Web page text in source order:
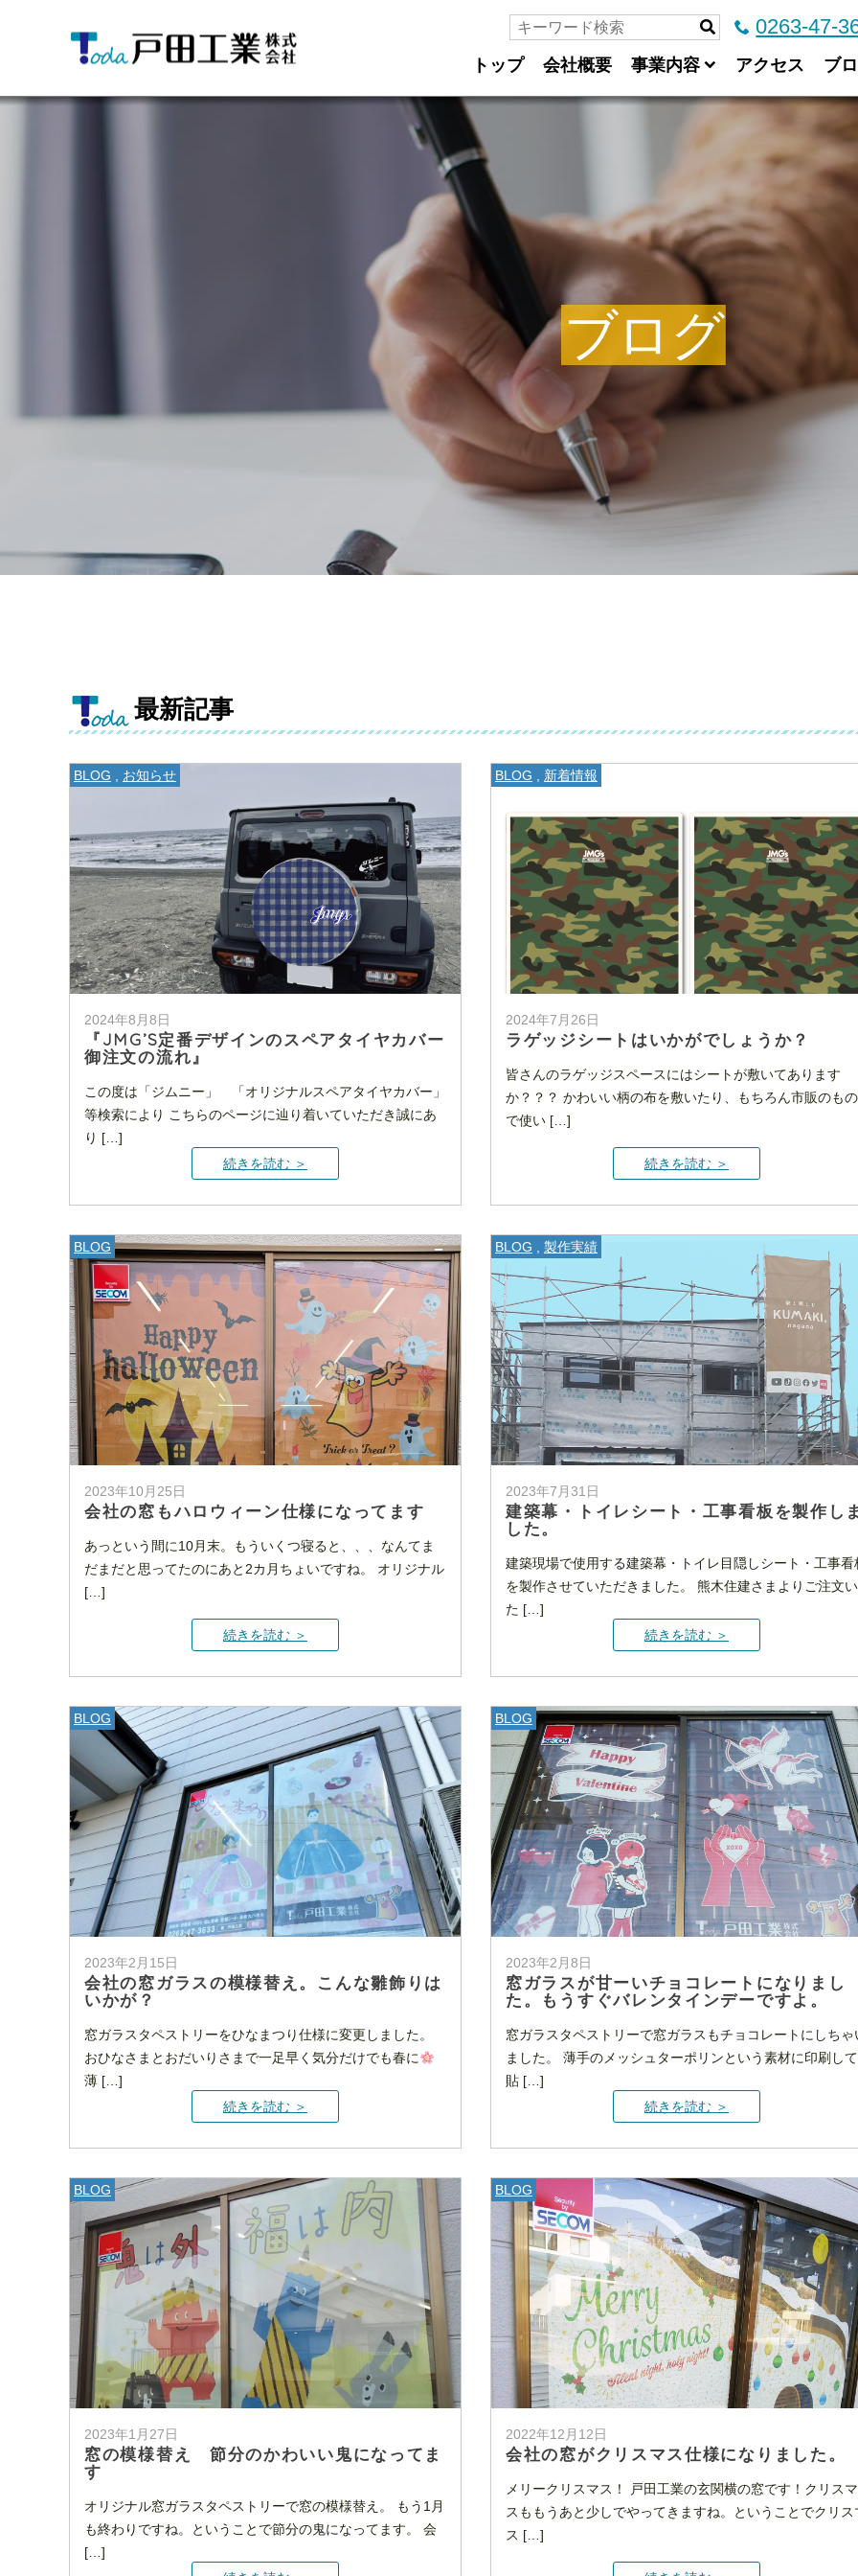
0263-47-
トップ 会社概要 事業内容 アクセス ブ
ブログ
最新記事
BLOG , お知らせ
2024年8月8日
『JMG’S定番デザインのスペアタイヤカバー
御注文の流れ』
この度は「ジムニー」 「オリジナルスペアタイヤカバー」
等検索により こちらのページに辿り着いていただき誠にあ
り […]
続きを読む ＞
BLOG , 新着情報
2024年7月26日
ラゲッジシートはいかがでしょうか？
皆さんのラゲッジスペースにはシートが敷いてあります
か？？？ かわいい柄の布を敷いたり、もちろん市販のもの
で使い […]
続きを読む ＞
BLOG
2023年10月25日
会社の窓もハロウィーン仕様になってます
あっという間に10月末。もういくつ寝ると、、、なんてま
だまだと思ってたのにあと2カ月ちょいですね。 オリジナル
[…]
続きを読む ＞
BLOG , 製作実績
2023年7月31日
建築幕・トイレシート・工事看板を製作し
した。
建築現場で使用する建築幕・トイレ目隠しシート・工事看
を製作させていただきました。 熊木住建さまよりご注文い
た […]
続きを読む ＞
BLOG
2023年2月15日
会社の窓ガラスの模様替え。こんな雛飾りは
いかが？
窓ガラスタペストリーをひなまつり仕様に変更しました。
おひなさまとおだいりさまで一足早く気分だけでも春に
薄 […]
続きを読む ＞
BLOG
2023年2月8日
窓ガラスが甘ーいチョコレートになりまし
た。もうすぐバレンタインデーですよ。
窓ガラスタペストリーで窓ガラスもチョコレートにしちゃ
ました。 薄手のメッシュターポリンという素材に印刷して
貼 […]
続きを読む ＞
BLOG
2023年1月27日
窓の模様替え 節分のかわいい鬼になってま
す
オリジナル窓ガラスタペストリーで窓の模様替え。 もう1月
も終わりですね。ということで節分の鬼になってます。 会
[…]
BLOG
2022年12月12日
会社の窓がクリスマス仕様になりました。
メリークリスマス！ 戸田工業の玄関横の窓です！クリスマ
スももうあと少しでやってきますね。ということでクリス
ス […]